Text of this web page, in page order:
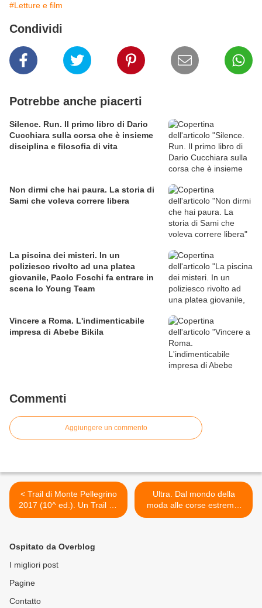
#Letture e film
Condividi
Potrebbe anche piacerti
Silence. Run. Il primo libro di Dario
Cucchiara sulla corsa che è insieme
disciplina e filosofia di vita
Non dirmi che hai paura. La storia di
Sami che voleva correre libera
La piscina dei misteri. In un
poliziesco rivolto ad una platea
giovanile, Paolo Foschi fa entrare in
scena lo Young Team
Vincere a Roma. L'indimenticabile
impresa di Abebe Bikila
Commenti
Aggiungere un commento
< Trail di Monte Pellegrino
2017 (10^ ed.). Un Trail da
10 e lode, da sempre la
Ultra. Dal mondo della
moda alle corse estreme:
l'avventura di Michele
Ospitato da Overblog
I migliori post
Pagine
Contatto